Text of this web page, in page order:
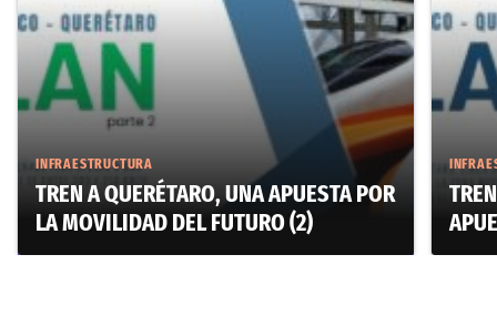
INFRAESTRUCTURA
TREN A QUERÉTARO, UNA APUESTA POR
LA MOVILIDAD DEL FUTURO (2)